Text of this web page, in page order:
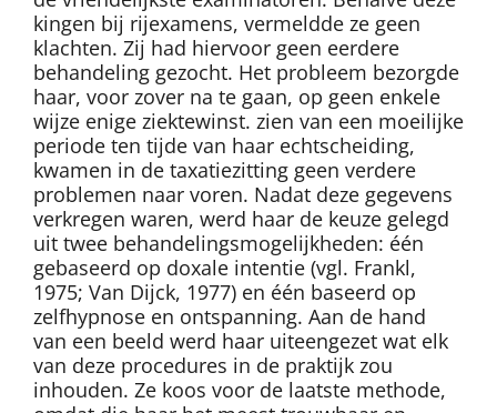
kingen bij rijexamens, vermeldde ze geen
klachten. Zij had hiervoor geen eerdere
behandeling gezocht. Het probleem bezorgde
haar, voor zover na te gaan, op geen enkele
wijze enige ziektewinst. zien van een moeilijke
periode ten tijde van haar echtscheiding,
kwamen in de taxatiezitting geen verdere
problemen naar voren. Nadat deze gegevens
verkregen waren, werd haar de keuze gelegd
uit twee behandelingsmogelijkheden: één
gebaseerd op doxale intentie (vgl. Frankl,
1975; Van Dijck, 1977) en één baseerd op
zelfhypnose en ontspanning. Aan de hand
van een beeld werd haar uiteengezet wat elk
van deze procedures in de praktijk zou
inhouden. Ze koos voor de laatste methode,